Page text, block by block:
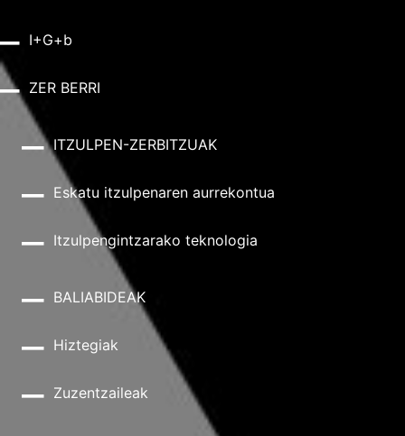
I+G+b
ZER BERRI
ITZULPEN-ZERBITZUAK
Eskatu itzulpenaren aurrekontua
Itzulpengintzarako teknologia
BALIABIDEAK
Hiztegiak
Zuzentzaileak